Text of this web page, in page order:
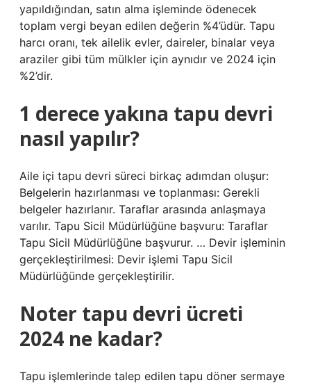
yapıldığından, satın alma işleminde ödenecek
toplam vergi beyan edilen değerin %4’üdür. Tapu
harcı oranı, tek ailelik evler, daireler, binalar veya
araziler gibi tüm mülkler için aynıdır ve 2024 için
%2’dir.
1 derece yakına tapu devri
nasıl yapılır?
Aile içi tapu devri süreci birkaç adımdan oluşur:
Belgelerin hazırlanması ve toplanması: Gerekli
belgeler hazırlanır. Taraflar arasında anlaşmaya
varılır. Tapu Sicil Müdürlüğüne başvuru: Taraflar
Tapu Sicil Müdürlüğüne başvurur. … Devir işleminin
gerçekleştirilmesi: Devir işlemi Tapu Sicil
Müdürlüğünde gerçekleştirilir.
Noter tapu devri ücreti
2024 ne kadar?
Tapu işlemlerinde talep edilen tapu döner sermaye